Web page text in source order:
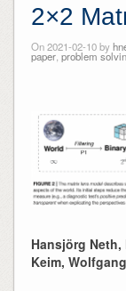
2×2
On 2021-02-10 by
paper, problem
Hansjörg
Keim,